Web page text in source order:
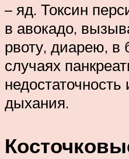
– яд. Токсин
в авокадо,
рвоту, диарею, в
случаях
недостаточность
дыхания.